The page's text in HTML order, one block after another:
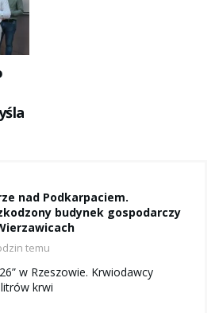
nad Podkarpaciem.
budynek gospodarczy
temu
w Rzeszowie. Krwiodawcy
krwi